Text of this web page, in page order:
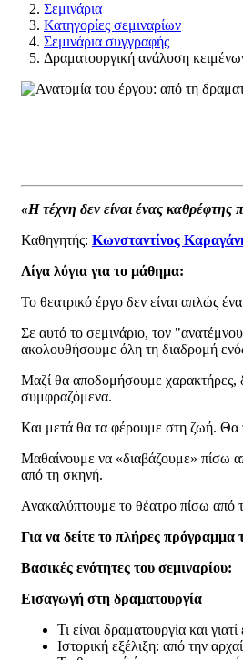
Σεμινάρια
Κατηγορίες σεμιναρίων
Σεμινάρια συγγραφής
Δραματουργική ανάλυση
«Η τέχνη δεν είναι ένας καθρέφτης
Καθηγητής: Κωνσταντίνος
Λίγα λόγια για το μάθημα:
Το θεατρικό έργο δεν είναι απλώς
Σε αυτό το σεμινάριο, τον
ακολουθήσουμε όλη τη διαδρομή
Μαζί θα αποδομήσουμε χαρακτήρες,
συμφραζόμενα.
Και μετά θα τα φέρουμε στη ζωή.
Μαθαίνουμε να «διαβάζουμε» πίσω
από τη σκηνή.
Ανακαλύπτουμε το θέατρο πίσω από
Για να δείτε το πλήρες πρόγραμμα
Βασικές ενότητες του σεμιναρίου:
Εισαγωγή στη δραματουργία
Τι είναι δραματουργία και
Ιστορική εξέλιξη: από την